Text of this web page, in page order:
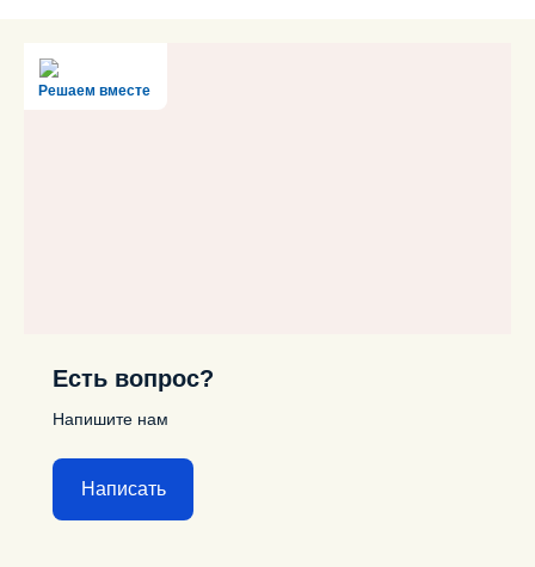
Решаем вместе
Есть вопрос?
Напишите нам
Написать